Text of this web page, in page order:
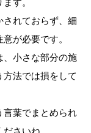
す。
れておらず、細
が必要です。
、小さな部分の施
法では損をして
言葉でまとめられ